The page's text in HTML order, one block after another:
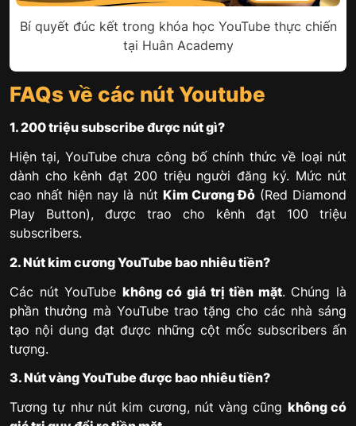
Bí quyết đúc kết trong khóa học YouTube thực chiến
tại Huân Academy
FAQs về các nút Youtube
1. 200 triệu subscribe được nút gì?
Hiện tại, YouTube chưa công bố chính thức về loại nút
dành cho kênh đạt 200 triệu người đăng ký. Mức nút
cao nhất hiện nay là nút Kim Cương Đỏ(Red Diamond
Play Button), được trao cho kênh đạt 100 triệu
subscribers.
2. Nút kim cương YouTube bao nhiêu tiền?
Các nút YouTube không có giá trị tiền mặt. Chúng là
phần thưởng mà YouTube trao tặng cho các nhà sáng
tạo nội dung đạt được những cột mốc subscribers ấn
tượng.
3. Nút vàng YouTube được bao nhiêu tiền?
Tương tự như nút kim cương, nút vàng cũng không có